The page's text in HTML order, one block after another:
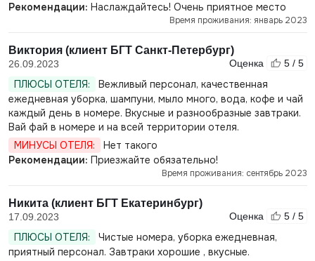
Рекомендации: Наслаждайтесь! Очень приятное место
Время проживания: январь 2023
Виктория (клиент БГТ Санкт-Петербург)
26.09.2023 Оценка 5 / 5
ПЛЮСЫ ОТЕЛЯ:
Вежливый персонал, качественная
ежедневная уборка, шампуни, мыло много, вода, кофе и чай
каждый день в номере. Вкусные и разнообразные завтраки.
Вай фай в номере и на всей территории отеля.
МИНУСЫ ОТЕЛЯ:
Нет такого
Рекомендации: Приезжайте обязательно!
Время проживания: сентябрь 2023
Никита (клиент БГТ Екатеринбург)
17.09.2023 Оценка 5 / 5
ПЛЮСЫ ОТЕЛЯ:
Чистые номера, уборка ежедневная,
приятный персонал. Завтраки хорошие , вкусные.